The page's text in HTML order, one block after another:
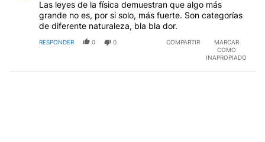
Las leyes de la física demuestran que algo más
grande no es, por si solo, más fuerte. Son categorías
de diferente naturaleza, bla bla dor.
RESPONDER 0 0 COMPARTIR
MARCAR
COMO
INAPROPIADO